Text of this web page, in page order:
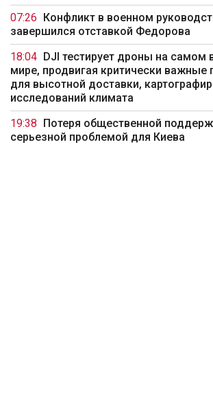
07:26
Конфликт в военном
завершился отставкой Федорова
18:04
DJI тестирует дроны на самом
мире, продвигая критически важные
для высотной доставки,
исследований климата
19:38
Потеря общественной
серьезной проблемой для Киева